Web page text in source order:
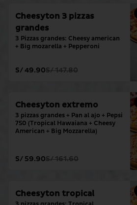
Cheesyton 3 pizzas
grandes
3 Pizzas grandes: Cheesy american
+ Big mozarella + Pepperoni
S/ 49.90S/ 147.80
Cheesyton extremo
3 pizzas grandes + Pan al ajo + Pepsi
750 (Tropical Hawaiana + Cheesy
American + Big Mozzarella)
S/ 59.90S/ 161.60
Cheesyton tropical